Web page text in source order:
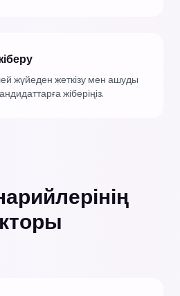
жүйеден жеткізу мен ашуды
жіберіңіз.